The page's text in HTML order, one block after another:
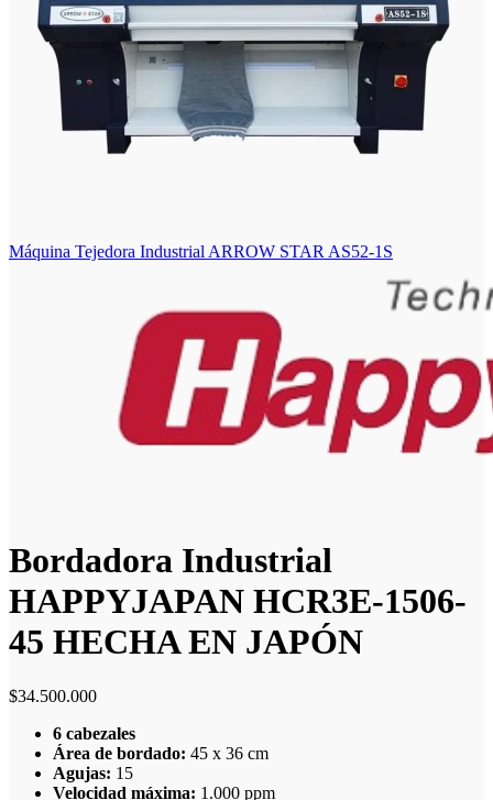
Máquina Tejedora Industrial ARROW STAR AS52-1S
Bordadora Industrial
HAPPYJAPAN HCR3E-1506-
45 HECHA EN JAPÓN
$34.500.000
6 cabezales
Área de bordado: 45 x 36 cm
Agujas: 15
Velocidad máxima: 1.000 ppm